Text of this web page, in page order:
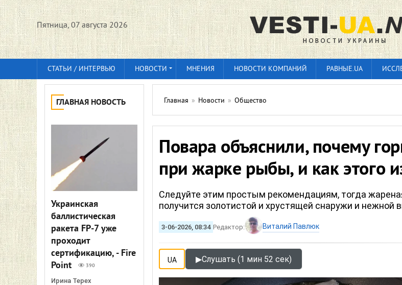
Пятница, 07 августа 2026
СТАТЬИ / ИНТЕРВЬЮ НОВОСТИ МНЕНИЯ НОВОСТИ КОМПАНИЙ РАВНЫЕ.UA
ГЛАВНАЯ НОВОСТЬ
Украинская
баллистическая
ракета FP-7 уже
проходит
сертификацию, - Fire
Point
390
Ирина Терех
Главная » Новости » Общество
Повара объяснили, почему
при жарке рыбы, и как этого
Следуйте этим простым рекомендациям, тогда
получится золотистой и хрустящей снаружи и нежной
3-06-2026, 08:34 Редактор: Виталий Павлюк
UA ▶Слушать (1 мин 52 сек)